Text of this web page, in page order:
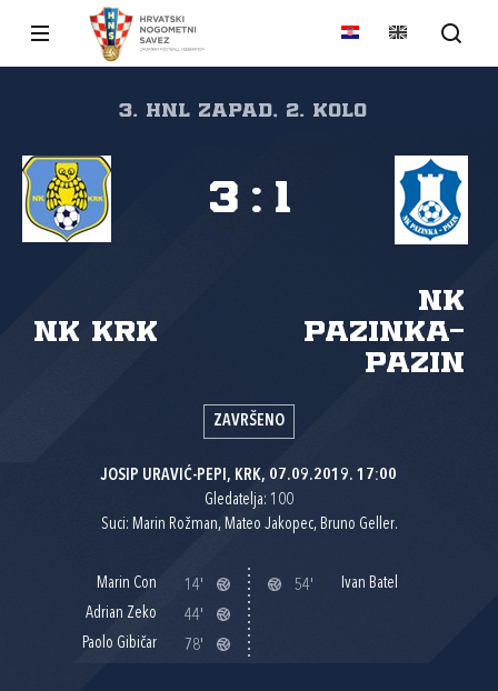
3. HNL Zapad, 2. kolo
NK Krk
NK
Pazinka-
Pazin
3 : 1
ZAVRŠENO
JOSIP URAVIĆ-PEPI, KRK, 07.09.2019. 17:00
Gledatelja: 100
Suci: Marin Rožman, Mateo Jakopec, Bruno Geller.
Marin Con
14'
Adrian Zeko
44'
Paolo Gibičar
78'
54' Ivan Batel